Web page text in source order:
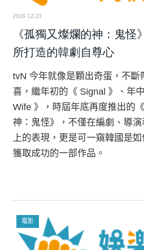
2016-12-23
《孤獨又燦爛的神：鬼怪
所打造的韓劇自尊心
tvN 今年就像是顆出奇蛋，不斷
喜，繼年初的《 Signal 》、年
Wife 》，時屆年底再度推出的
神：鬼怪》，不僅在編劇、導
上的表現，更是可一窺韓國是
獲取成功的一部作品。
電影